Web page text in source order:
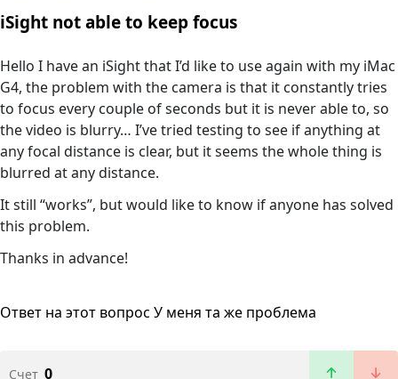
iSight not able to keep focus
Hello I have an iSight that I’d like to use again with my iMac
G4, the problem with the camera is that it constantly tries
to focus every couple of seconds but it is never able to, so
the video is blurry… I’ve tried testing to see if anything at
any focal distance is clear, but it seems the whole thing is
blurred at any distance.
It still “works”, but would like to know if anyone has solved
this problem.
Thanks in advance!
Ответ на этот вопрос У меня та же проблема
Счет 0